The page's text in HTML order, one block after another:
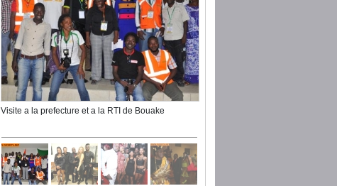
Visite a la prefecture et a la RTI de Bouake